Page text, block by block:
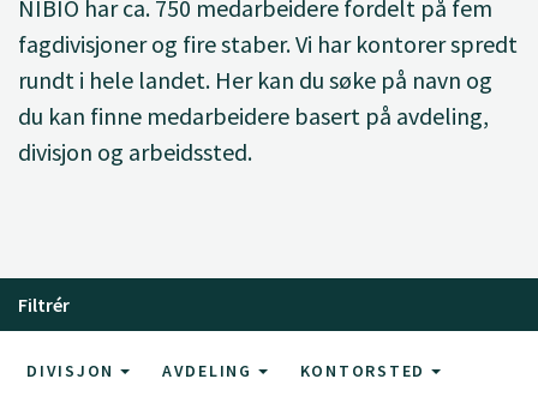
NIBIO har ca. 750 medarbeidere fordelt på fem
fagdivisjoner og fire staber. Vi har kontorer spredt
rundt i hele landet. Her kan du søke på navn og
du kan finne medarbeidere basert på avdeling,
divisjon og arbeidssted.
Filtrér
DIVISJON AVDELING KONTORSTED